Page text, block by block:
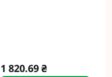
1 820.69 ₴